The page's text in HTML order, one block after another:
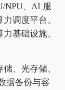
NPU、AI 服
调度平台、
基础设施、
、光存储、
据备份与容